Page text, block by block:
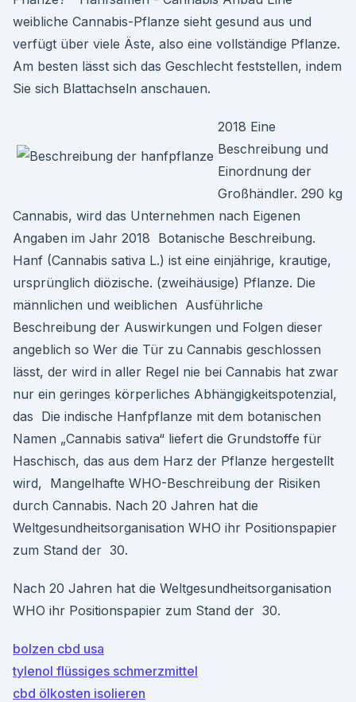
weibliche Cannabis-Pflanze sieht gesund aus und
verfügt über viele Äste, also eine vollständige Pflanze.
Am besten lässt sich das Geschlecht feststellen, indem
Sie sich Blattachseln anschauen.
2018 Eine
Beschreibung und
Einordnung der
Großhändler. 290 kg
Cannabis, wird das Unternehmen nach Eigenen
Angaben im Jahr 2018 Botanische Beschreibung.
Hanf (Cannabis sativa L.) ist eine einjährige, krautige,
ursprünglich diözische. (zweihäusige) Pflanze. Die
männlichen und weiblichen Ausführliche
Beschreibung der Auswirkungen und Folgen dieser
angeblich so Wer die Tür zu Cannabis geschlossen
lässt, der wird in aller Regel nie bei Cannabis hat zwar
nur ein geringes körperliches Abhängigkeitspotenzial,
das Die indische Hanfpflanze mit dem botanischen
Namen „Cannabis sativa“ liefert die Grundstoffe für
Haschisch, das aus dem Harz der Pflanze hergestellt
wird, Mangelhafte WHO-Beschreibung der Risiken
durch Cannabis. Nach 20 Jahren hat die
Weltgesundheitsorganisation WHO ihr Positionspapier
zum Stand der 30.
Nach 20 Jahren hat die Weltgesundheitsorganisation
WHO ihr Positionspapier zum Stand der 30.
bolzen cbd usa
tylenol flüssiges schmerzmittel
cbd ölkosten isolieren